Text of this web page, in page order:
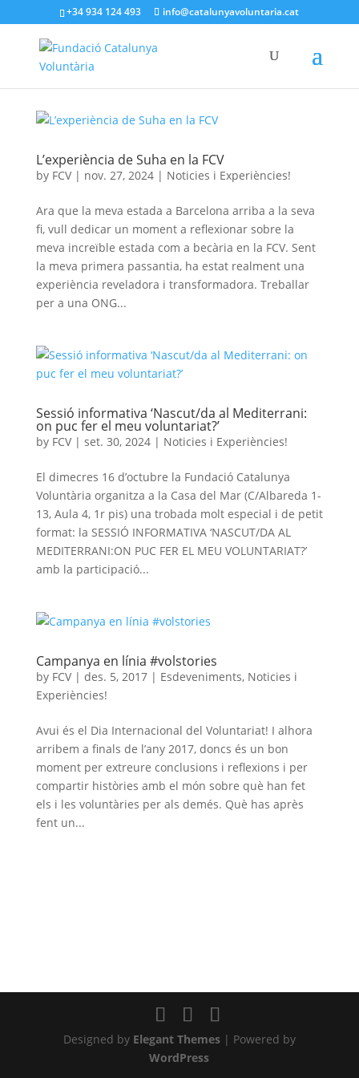
+34 934 124 493 info@catalunyavoluntaria.cat
L’experiència de Suha en la FCV
by FCV| nov. 27, 2024| Noticies i Experiències!
Ara que la meva estada a Barcelona arriba a la seva
fi, vull dedicar un moment a reflexionar sobre la
meva increïble estada com a becària en la FCV. Sent
la meva primera passantia, ha estat realment una
experiència reveladora i transformadora. Treballar
per a una ONG...
Sessió informativa ‘Nascut/da al Mediterrani:
on puc fer el meu voluntariat?’
by FCV| set. 30, 2024| Noticies i Experiències!
El dimecres 16 d’octubre la Fundació Catalunya
Voluntària organitza a la Casa del Mar (C/Albareda 1-
13, Aula 4, 1r pis) una trobada molt especial i de petit
format: la SESSIÓ INFORMATIVA ‘NASCUT/DA AL
MEDITERRANI:ON PUC FER EL MEU VOLUNTARIAT?’
amb la participació...
Campanya en línia #volstories
by FCV| des. 5, 2017| Esdeveniments, Noticies i
Experiències!
Avui és el Dia Internacional del Voluntariat! I alhora
arribem a finals de l’any 2017, doncs és un bon
moment per extreure conclusions i reflexions i per
compartir històries amb el món sobre què han fet
els i les voluntàries per als demés. Què has après
fent un...
Designed by Elegant Themes| Powered by
WordPress